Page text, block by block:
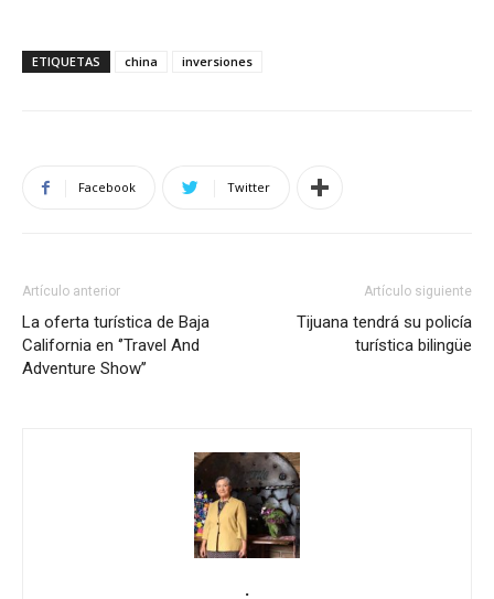
ETIQUETAS china inversiones
Facebook Twitter
Artículo anterior
La oferta turística de Baja
California en ‘’Travel And
Adventure Show’’
Artículo siguiente
Tijuana tendrá su policía
turística bilingüe
.